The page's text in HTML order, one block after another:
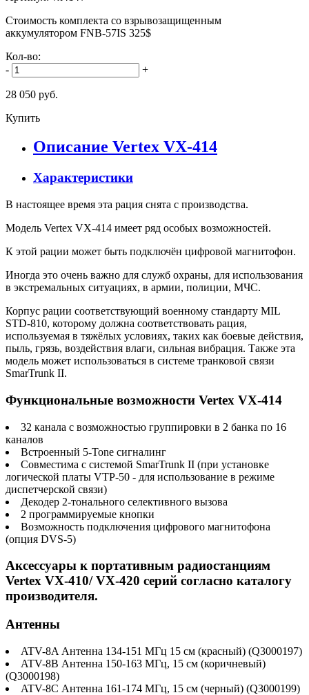
Стоимость комплекта со взрывозащищенным
аккумулятором FNB-57IS 325$
Кол-во:
-
+
28 050 руб.
Купить
Описание Vertex VX-414
Характеристики
В настоящее время эта рация снята с производства.
Модель Vertex VX-414 имеет ряд особых возможностей.
К этой рации может быть подключён цифровой магнитофон.
Иногда это очень важно для служб охраны, для использования
в экстремальных ситуациях, в армии, полиции, МЧС.
Корпус рации соответствующий военному стандарту MIL
STD-810, которому должна соответствовать рация,
используемая в тяжёлых условиях, таких как боевые действия,
пыль, грязь, воздействия влаги, сильная вибрация. Также эта
модель может использоваться в системе транковой связи
SmarTrunk II.
Функциональные возможности Vertex VX-414
32 канала с возможностью группировки в 2 банка по 16
каналов
Встроенный 5-Tone сигналинг
Совместима с системой SmarTrunk II (при установке
логической платы VTP-50 - для использование в режиме
диспетчерской связи)
Декодер 2-тонального селективного вызова
2 программируемые кнопки
Возможность подключения цифрового магнитофона
(опция DVS-5)
Аксессуары к портативным радиостанциям
Vertex VX-410/ VX-420 серий согласно каталогу
производителя.
Антенны
ATV-8A Антенна 134-151 МГц 15 см (красный) (Q3000197)
ATV-8B Антенна 150-163 МГц, 15 см (коричневый)
(Q3000198)
ATV-8C Антенна 161-174 МГц, 15 см (черный) (Q3000199)